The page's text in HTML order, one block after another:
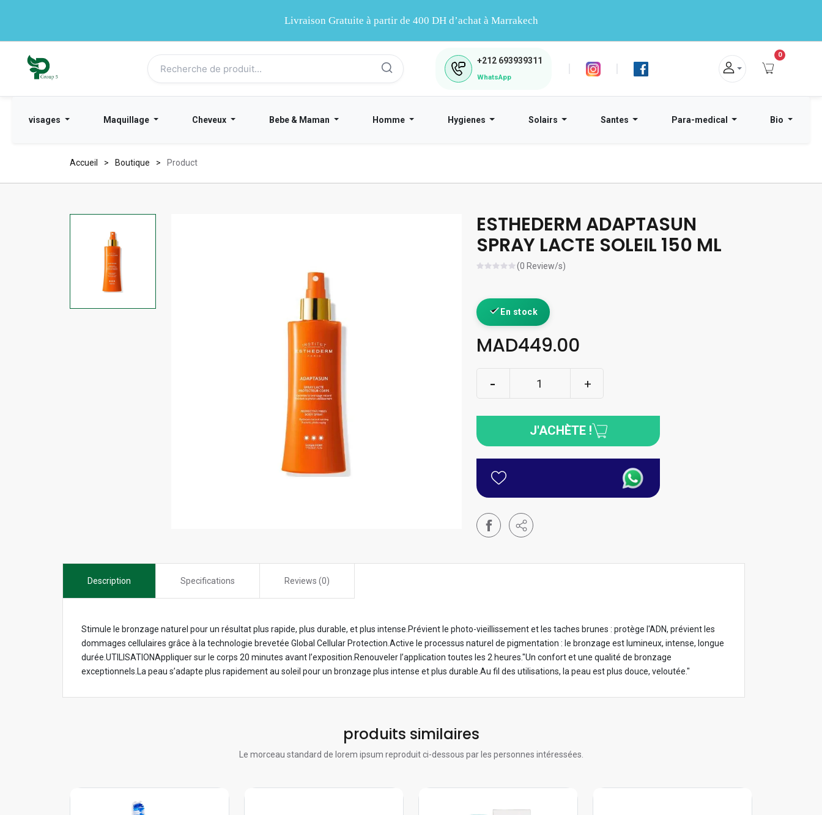
Livraison Gratuite à partir de 400 DH d’achat à Marrakech
+212 693939311
WhatsApp
| |
0
visages Maquillage Cheveux Bebe & Maman Homme Hygienes Solairs Santes Para-medical Bio
Accueil Boutique Product
ESTHEDERM ADAPTASUN
SPRAY LACTE SOLEIL 150 ML
(0 Review/s)
En stock
MAD449.00
J'ACHÈTE !
Description Specifications Reviews (0)
Stimule le bronzage naturel pour un résultat plus rapide, plus durable, et plus intense.Prévient le photo-vieillissement et les taches brunes : protège l'ADN, prévient les
dommages cellulaires grâce à la technologie brevetée Global Cellular Protection.Active le processus naturel de pigmentation : le bronzage est lumineux, intense, longue
durée.UTILISATIONAppliquer sur le corps 20 minutes avant l’exposition.Renouveler l’application toutes les 2 heures."Un confort et une qualité de bronzage
exceptionnels.La peau s’adapte plus rapidement au soleil pour un bronzage plus intense et plus durable.Au fil des utilisations, la peau est plus douce, veloutée."
produits similaires
Le morceau standard de lorem ipsum reproduit ci-dessous par les personnes intéressées.